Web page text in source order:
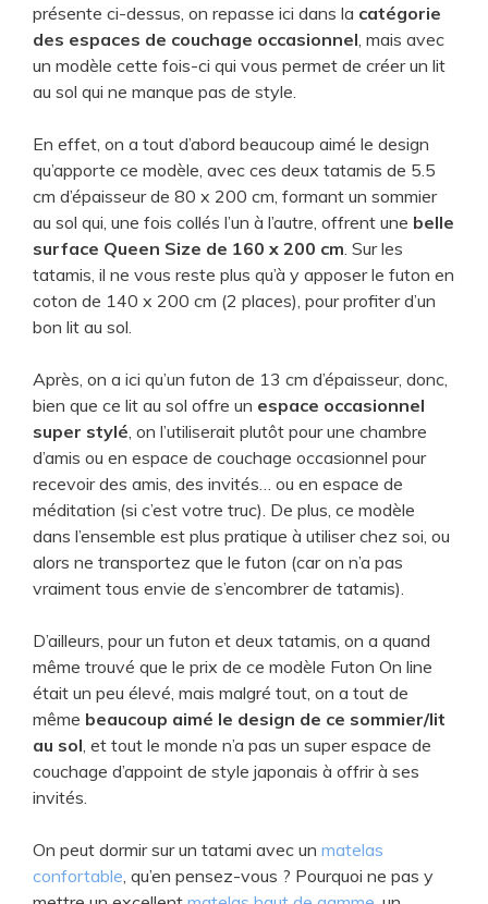
présente ci-dessus, on repasse ici dans la catégorie
des espaces de couchage occasionnel, mais avec
un modèle cette fois-ci qui vous permet de créer un lit
au sol qui ne manque pas de style.
En effet, on a tout d’abord beaucoup aimé le design
qu’apporte ce modèle, avec ces deux tatamis de 5.5
cm d’épaisseur de 80 x 200 cm, formant un sommier
au sol qui, une fois collés l’un à l’autre, offrent une belle
surface Queen Size de 160 x 200 cm. Sur les
tatamis, il ne vous reste plus qu’à y apposer le futon en
coton de 140 x 200 cm (2 places), pour profiter d’un
bon lit au sol.
Après, on a ici qu’un futon de 13 cm d’épaisseur, donc,
bien que ce lit au sol offre un espace occasionnel
super stylé, on l’utiliserait plutôt pour une chambre
d’amis ou en espace de couchage occasionnel pour
recevoir des amis, des invités… ou en espace de
méditation (si c’est votre truc). De plus, ce modèle
dans l’ensemble est plus pratique à utiliser chez soi, ou
alors ne transportez que le futon (car on n’a pas
vraiment tous envie de s’encombrer de tatamis).
D’ailleurs, pour ​un futon et deux tatamis, on a quand
même trouvé que le prix de ce modèle Futon On line
était un peu élevé, mais malgré tout, on a tout de
même beaucoup aimé le design de ce sommier/lit
au sol, et tout le monde n’a pas un super espace de
couchage d’appoint de style japonais à offrir à ses
invités.
​On peut dormir sur un tatami avec un matelas
confortable, qu’en pensez-vous ? Pourquoi ne pas y